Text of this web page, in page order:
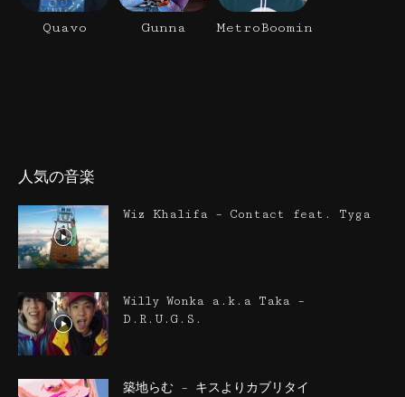
Quavo Gunna MetroBoomin
人気の音楽
Wiz Khalifa – Contact feat. Tyga
Willy Wonka a.k.a Taka –
D.R.U.G.S.
築地らむ – キスよりカブリタイ